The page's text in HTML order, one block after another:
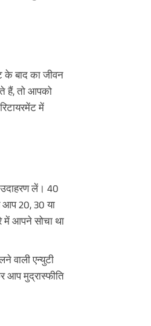
के बाद का जीवन
हैं, तो आपको
में
लें। 40
आप 20, 30 या
में आपने सोचा था
वाली एन्युटी
आप मुद्रास्फीति